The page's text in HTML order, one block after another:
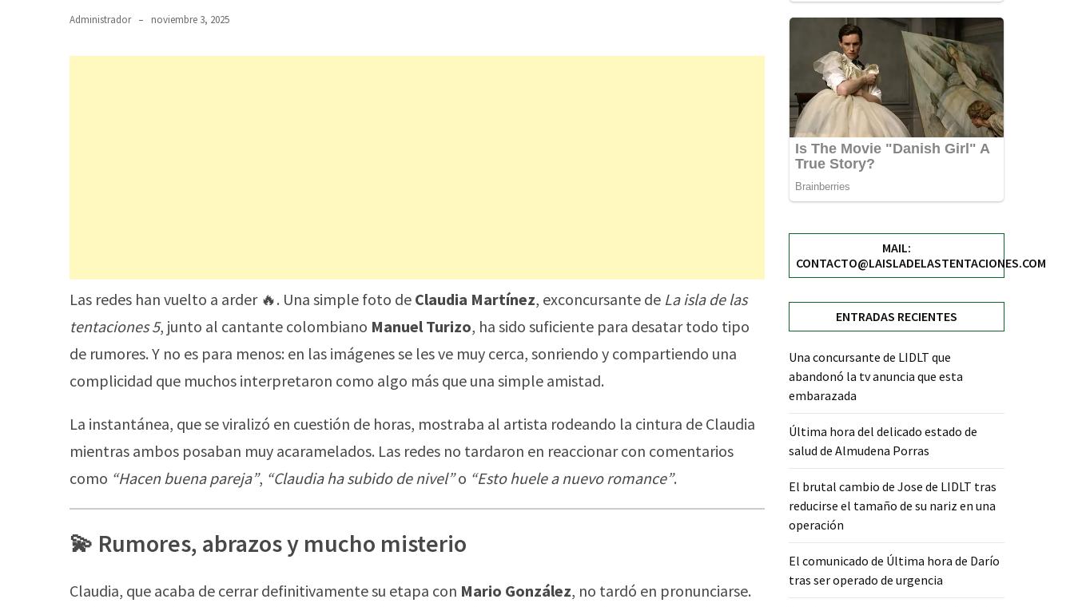
Administrador noviembre 3, 2025
Las redes han vuelto a arder 🔥. Una simple foto de Claudia Martínez, exconcursante de La isla de las
tentaciones 5, junto al cantante colombiano Manuel Turizo, ha sido suficiente para desatar todo tipo
de rumores. Y no es para menos: en las imágenes se les ve muy cerca, sonriendo y compartiendo una
complicidad que muchos interpretaron como algo más que una simple amistad.
La instantánea, que se viralizó en cuestión de horas, mostraba al artista rodeando la cintura de Claudia
mientras ambos posaban muy acaramelados. Las redes no tardaron en reaccionar con comentarios
como “Hacen buena pareja”, “Claudia ha subido de nivel”o “Esto huele a nuevo romance”.
💫 Rumores, abrazos y mucho misterio
Claudia, que acaba de cerrar definitivamente su etapa con Mario González, no tardó en pronunciarse.
MAIL:
CONTACTO@LAISLADELASTENTACIONES.COM
ENTRADAS RECIENTES
Una concursante de LIDLT que
abandonó la tv anuncia que esta
embarazada
Última hora del delicado estado de
salud de Almudena Porras
El brutal cambio de Jose de LIDLT tras
reducirse el tamaño de su nariz en una
operación
El comunicado de Última hora de Darío
tras ser operado de urgencia